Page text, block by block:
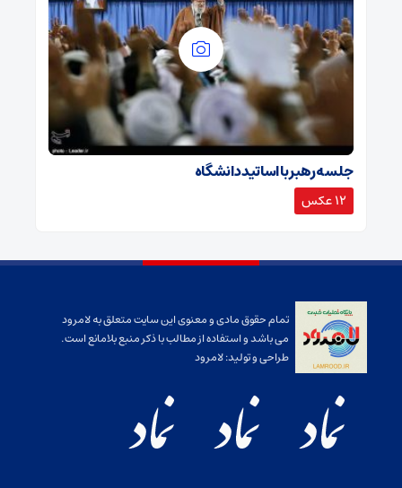
جلسه رهبر با اساتید دانشگاه
12 عکس
تمام حقوق مادی و معنوی این سایت متعلق به لامرود
می باشد و استفاده از مطالب با ذکر منبع بلامانع است.
طراحی و تولید:لامرود